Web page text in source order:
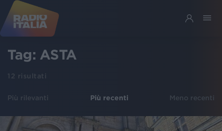
Tag: ASTA
12 risultati
Più rilevanti Più recenti Meno recenti